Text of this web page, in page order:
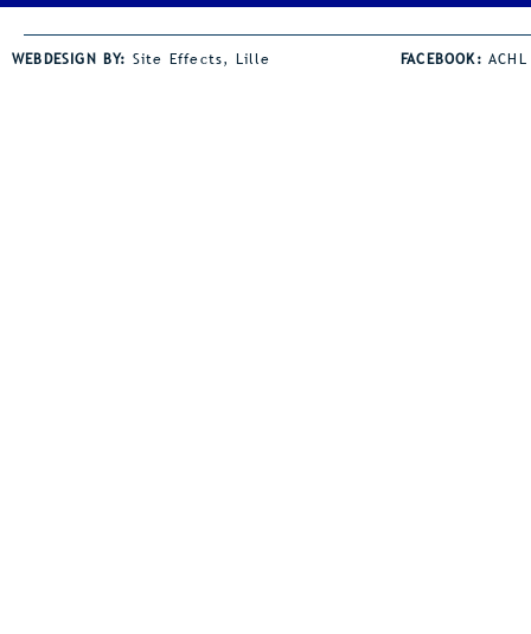
WEBDESIGN BY: Site Effects, Lille FACEBOOK:ACHL